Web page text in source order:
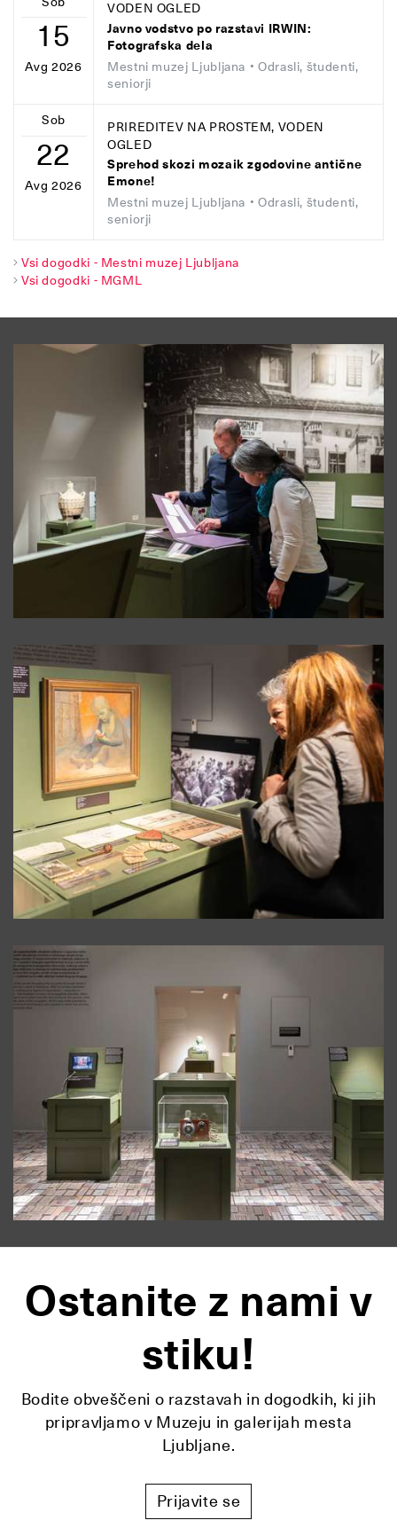
15
Avg 2026
VODEN OGLED
Javno vodstvo po razstavi IRWIN:
Fotografska dela
Mestni muzej Ljubljana • Odrasli, študenti,
seniorji
Sob
22
Avg 2026
PRIREDITEV NA PROSTEM, VODEN
OGLED
Sprehod skozi mozaik zgodovine antične
Emone!
Mestni muzej Ljubljana • Odrasli, študenti,
seniorji
Vsi dogodki - Mestni muzej Ljubljana
Vsi dogodki - MGML
Ostanite z nami v
stiku!
Bodite obveščeni o razstavah in dogodkih, ki jih
pripravljamo v Muzeju in galerijah mesta
Ljubljane.
Prijavite se